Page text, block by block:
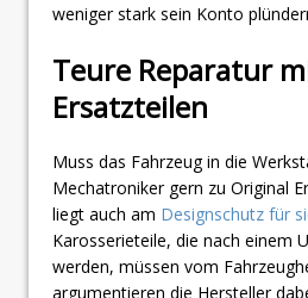
weniger stark sein Konto
Teure Reparatur
Ersatzteilen
Muss das Fahrzeug in die
Mechatroniker gern zu Original
liegt auch am Designschutz für
Karosserieteile, die nach einem
werden, müssen vom
argumentieren die Hersteller